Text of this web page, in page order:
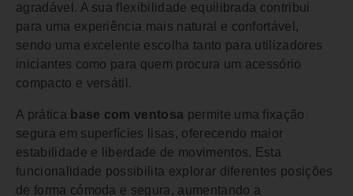
agradável. A sua flexibilidade equilibrada contribui
para uma experiência mais natural e confortável,
sendo uma excelente escolha tanto para utilizadores
iniciantes como para quem procura um acessório
compacto e versátil.
A prática base com ventosa permite uma fixação
segura em superfícies lisas, oferecendo maior
estabilidade e liberdade de movimentos. Esta
funcionalidade possibilita explorar diferentes posições
de forma cómoda e segura, aumentando a